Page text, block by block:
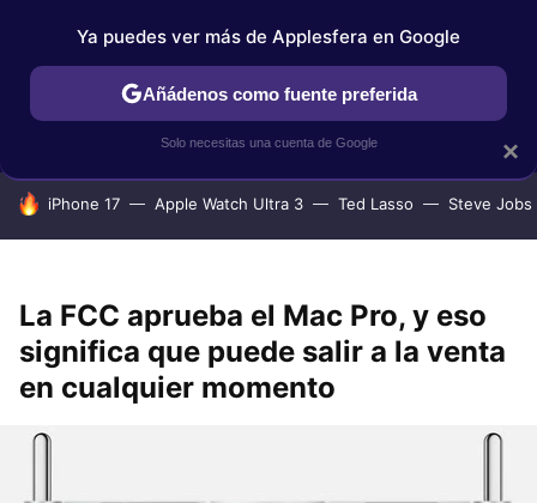
IPHONE TUTORIALES APPLESFERA SELECCIÓN
HOY SE HABLA DE
iPhone 17 Apple Watch Ultra 3 Ted Lasso Steve Jobs
La FCC aprueba el Mac Pro, y eso
significa que puede salir a la venta
en cualquier momento
×
Ya puedes ver más de Applesfera en Google
Añádenos como fuente preferida
Solo necesitas una cuenta de Google